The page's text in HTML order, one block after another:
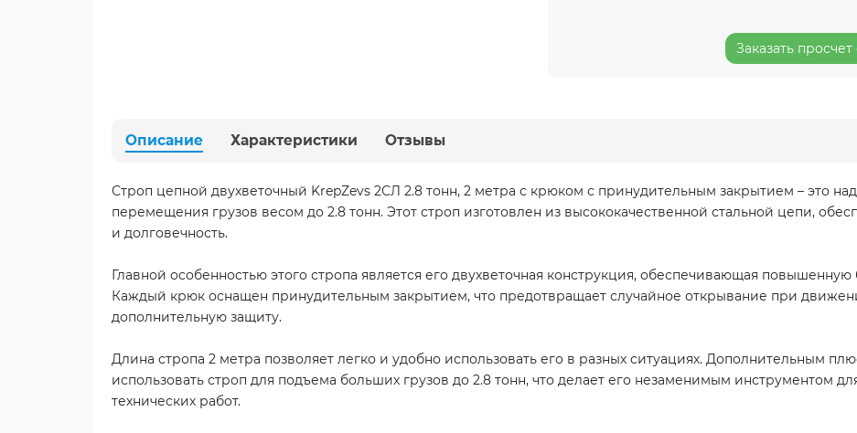
Заказать
Описание Характеристики Отзывы
Строп цепной двухветочный KrepZevs 2СЛ 2.8 тонн, 2 метра с крюком с принудительным закрытием – это
перемещения грузов весом до 2.8 тонн. Этот строп изготовлен из высококачественной стальной цепи,
и долговечность.
Главной особенностью этого стропа является его двухветочная конструкция, обеспечивающая
Каждый крюк оснащен принудительным закрытием, что предотвращает случайное открывание при
дополнительную защиту.
Длина стропа 2 метра позволяет легко и удобно использовать его в разных ситуациях. Дополнительным
использовать строп для подъема больших грузов до 2.8 тонн, что делает его незаменимым инструментом
технических работ.